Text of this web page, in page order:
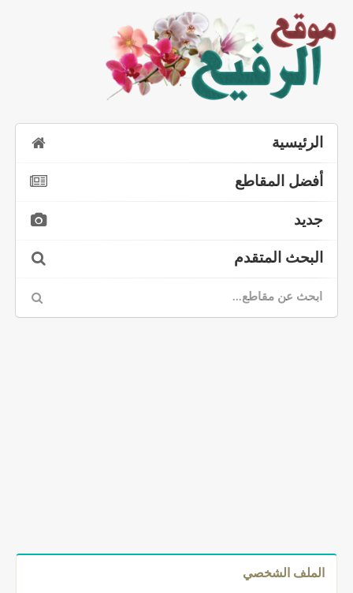
الرئيسية
أفضل المقاطع
جديد
البحث المتقدم
الملف الشخصي